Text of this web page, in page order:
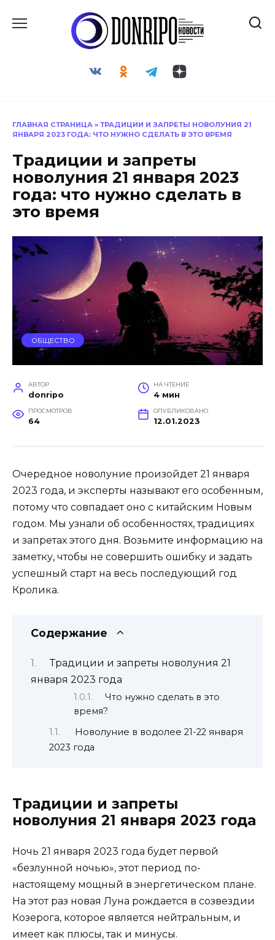
ГЛАВНАЯ СТРАНИЦА » ТРАДИЦИИ И ЗАПРЕТЫ НОВОЛУНИЯ 21
ЯНВАРЯ 2023 ГОДА: ЧТО НУЖНО СДЕЛАТЬ В ЭТО ВРЕМЯ
Традиции и запреты
новолуния 21 января 2023
года: что нужно сделать в
это время
ОБЩЕСТВО
АВТОР
donripo
НА ЧТЕНИЕ
4 мин
ПРОСМОТРОВ
64
ОПУБЛИКОВАНО
12.01.2023
Очередное новолуние произойдет 21 января
2023 года, и эксперты называют его особенным,
потому что совпадает оно с китайским Новым
годом. Мы узнали об особенностях, традициях
и запретах этого дня. Возьмите информацию на
заметку, чтобы не совершить ошибку и задать
успешный старт на весь последующий год
Кролика.
Содержание
Традиции и запреты новолуния 21
января 2023 года
Что нужно сделать в это
время?
Новолуние в водолее 21-22 января
2023 года
Традиции и запреты
новолуния 21 января 2023 года
Ночь 21 января 2023 года будет первой
«безлунной ночью», этот период по-
настоящему мощный в энергетическом плане.
На этот раз новая Луна рождается в созвездии
Козерога, которое является нейтральным, и
имеет как плюсы, так и минусы.